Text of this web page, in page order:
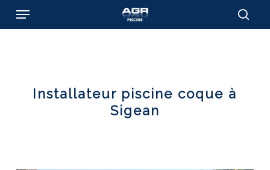
Menu
Installateur piscine coque à
Sigean